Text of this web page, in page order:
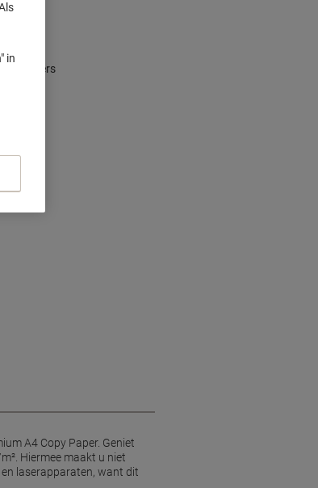
A4 Copy Paper. Geniet
Hiermee maakt u niet
laserapparaten, want dit
in